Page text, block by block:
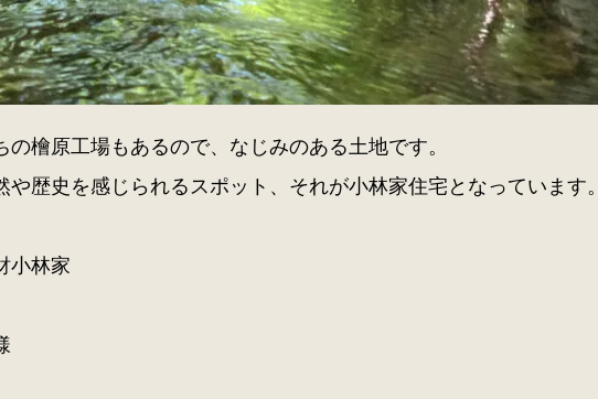
の檜原工場もあるので、なじみのある土地です。
や歴史を感じられるスポット、それが小林家住宅となっています。
小林家